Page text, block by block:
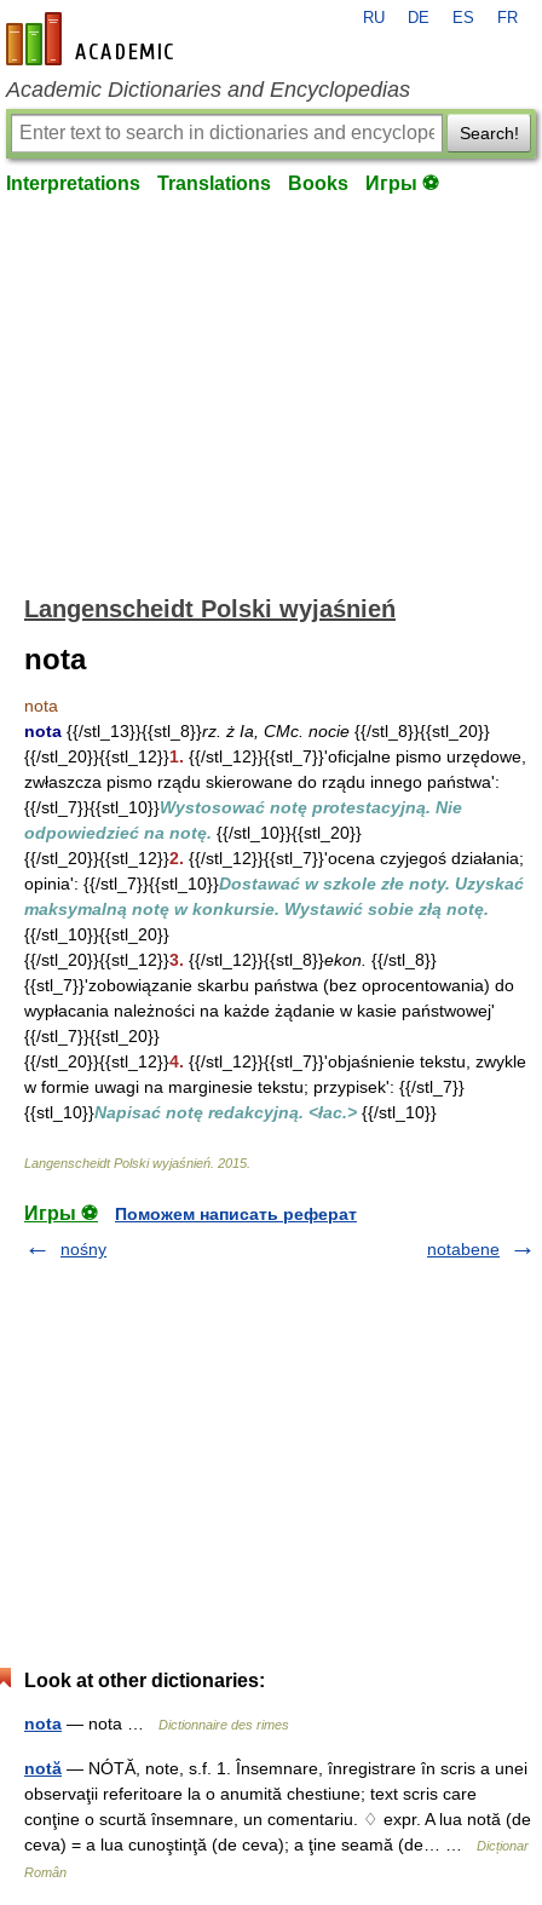
en-academic.com
RU DE ES FR
Academic Dictionaries and Encyclopedias
Search!
Interpretations Translations Books Игры ⚽
Langenscheidt Polski wyjaśnień
nota
nota
nota {{/stl_13}}{{stl_8}}rz. ż Ia, CMc. nocie {{/stl_8}}{{stl_20}}
{{/stl_20}}{{stl_12}}1. {{/stl_12}}{{stl_7}}'oficjalne pismo urzędowe,
zwłaszcza pismo rządu skierowane do rządu innego państwa':
{{/stl_7}}{{stl_10}}Wystosować notę protestacyjną. Nie
odpowiedzieć na notę. {{/stl_10}}{{stl_20}}
{{/stl_20}}{{stl_12}}2. {{/stl_12}}{{stl_7}}'ocena czyjegoś działania;
opinia': {{/stl_7}}{{stl_10}}Dostawać w szkole złe noty. Uzyskać
maksymalną notę w konkursie. Wystawić sobie złą notę.
{{/stl_10}}{{stl_20}}
{{/stl_20}}{{stl_12}}3. {{/stl_12}}{{stl_8}}ekon. {{/stl_8}}
{{stl_7}}'zobowiązanie skarbu państwa (bez oprocentowania) do
wypłacania należności na każde żądanie w kasie państwowej'
{{/stl_7}}{{stl_20}}
{{/stl_20}}{{stl_12}}4. {{/stl_12}}{{stl_7}}'objaśnienie tekstu, zwykle
w formie uwagi na marginesie tekstu; przypisek': {{/stl_7}}
{{stl_10}}Napisać notę redakcyjną. <łac.> {{/stl_10}}
Langenscheidt Polski wyjaśnień 2015
Игры ⚽
Поможем написать реферат
nośny
notabene
Look at other dictionaries:
nota — nota … Dictionnaire des rimes
notă — NÓTĂ, note, s.f. 1. Însemnare, înregistrare în scris a unei
observaţii referitoare la o anumită chestiune; text scris care
conţine o scurtă însemnare, un comentariu. ♢ expr. A lua notă (de
ceva) = a lua cunoştinţă (de ceva); a ţine seamă (de… …
Dicționar
Român